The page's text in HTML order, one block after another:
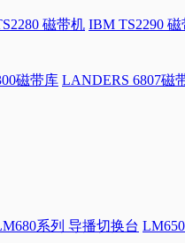
磁带机 IBM TS2290
磁带库 LANDERS 6807磁
系列 导播切换台